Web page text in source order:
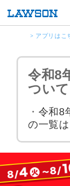
> アプリはこ
令和8
ついて
・ 令和8
の一覧